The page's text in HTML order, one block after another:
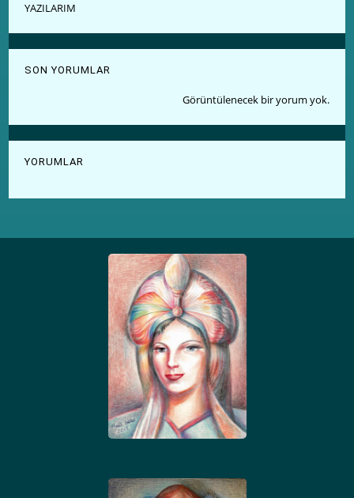
YAZILARIM
SON YORUMLAR
Görüntülenecek bir yorum yok.
YORUMLAR